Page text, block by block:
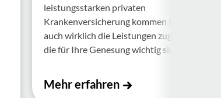
leistungsstarken privaten
Krankenversicherung kommen Ihnen
auch wirklich die Leistungen zugute,
die für Ihre Genesung wichtig sind.
Mehr erfahren